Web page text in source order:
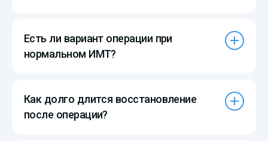
Есть ли вариант операции при
нормальном ИМТ?
Как долго длится восстановление
после операции?